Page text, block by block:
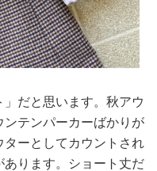
だと思います。秋アウ
ンテンパーカーばかりが
ーとしてカウントされ
ります。ショート丈だ